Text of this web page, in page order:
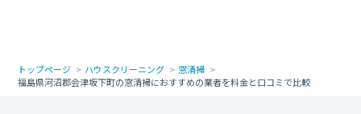
トップページ ハウスクリーニング
窓清掃
福島県河沼郡会津坂下町の窓清掃におすすめの業者を料金と口コミで比較